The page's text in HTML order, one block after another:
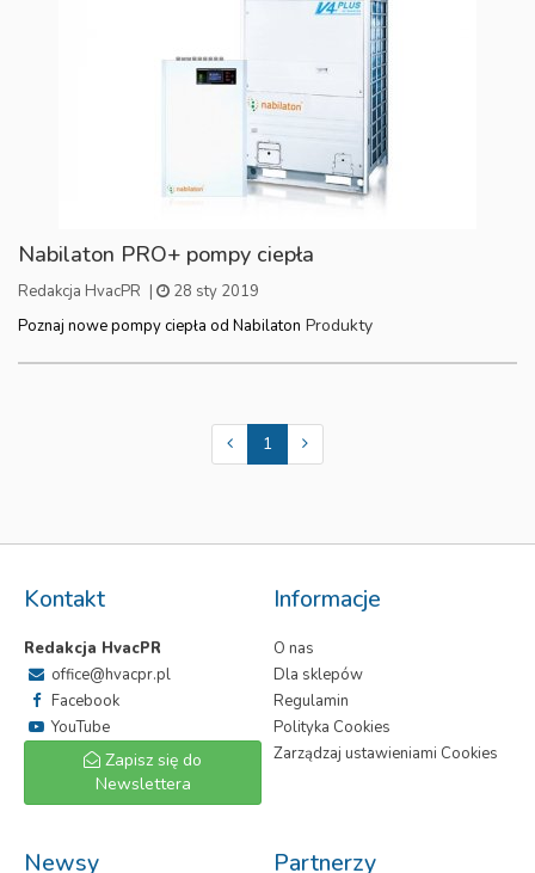
Nabilaton PRO+ pompy ciepła
Redakcja HvacPR |
28 sty 2019
Poznaj nowe pompy ciepła od Nabilaton Produkty
1
Kontakt
Redakcja HvacPR
office@hvacpr.pl
Facebook
YouTube
Zapisz się do
Newslettera
Informacje
O nas
Dla sklepów
Regulamin
Polityka Cookies
Zarządzaj ustawieniami Cookies
Newsy Partnerzy